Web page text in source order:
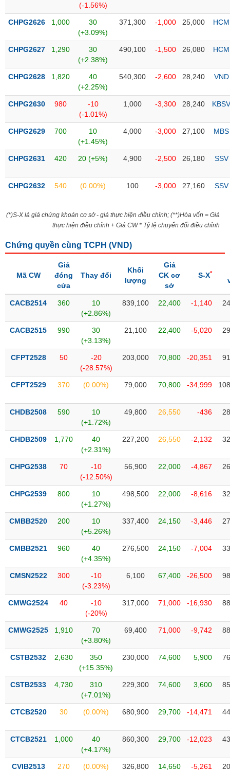
lý
thị
(-1.56%)
CHPG2626 1,000
30
(+3.09%)
371,300 -1,000 25,000 HCM
CHPG2627 1,290
30
(+2.38%)
490,100 -1,500 26,080 HCM
CHPG2628 1,820
40
(+2.25%)
540,300 -2,600 28,240 VND
CHPG2630 980
-10
(-1.01%)
1,000 -3,300 28,240 KBSV
CHPG2629 700
10
(+1.45%)
4,000 -3,000 27,100 MBS
CHPG2631 420 20 (+5%) 4,900 -2,500 26,180 SSV
CHPG2632 540 (0.00%) 100 -3,000 27,160 SSV
(*)S-X là giá chứng khoán cơ sở - giá thực hiện điều chỉnh; (**)Hòa vốn = Giá
thực hiện điều chỉnh + Giá CW * Tỷ lệ chuyển đổi điều chỉnh
Chứng quyền cùng TCPH (VND)
Mã CW
Giá
đóng
cửa
Thay đổi
Khối
lượng
Giá
CK cơ
sở
S-X*
CACB2514 360
10
(+2.86%)
839,100 22,400 -1,140
CACB2515 990
30
(+3.13%)
21,100 22,400 -5,020
CFPT2528 50
-20
(-28.57%)
203,000 70,800 -20,351
CFPT2529 370 (0.00%) 79,000 70,800 -34,999
CHDB2508 590
10
(+1.72%)
49,800 26,550 -436
CHDB2509 1,770
40
(+2.31%)
227,200 26,550 -2,132
CHPG2538 70
-10
(-12.50%)
56,900 22,000 -4,867
CHPG2539 800
10
(+1.27%)
498,500 22,000 -8,616
CMBB2520 200
10
(+5.26%)
337,400 24,150 -3,446
CMBB2521 960
40
(+4.35%)
276,500 24,150 -7,004
CMSN2522 300
-10
(-3.23%)
6,100 67,400 -26,500
CMWG2524 40
-10
(-20%)
317,000 71,000 -16,930
CMWG2525 1,910
70
(+3.80%)
69,400 71,000 -9,742
CSTB2532 2,630
350
(+15.35%)
230,000 74,600 5,900
CSTB2533 4,730
310
(+7.01%)
229,300 74,600 3,600
CTCB2520 30 (0.00%) 680,900 29,700 -14,471
CTCB2521 1,000
40
(+4.17%)
860,300 29,700 -12,023
CVIB2513 270 (0.00%) 326,800 14,650 -5,261
TIÊU
DÙNG
THIẾT
DÙNG
THIẾT
SỨC
KHỎE
TÀI
TIN
VỤ
THÔNG
TIỆN
ÍCH
BẤT
SẢN
Mã
chứng
(-)
Cổ phiếu Chỉ số
đạo
(-)
Tất cả Người nội bộ Người liên quan Cổ đông lớn